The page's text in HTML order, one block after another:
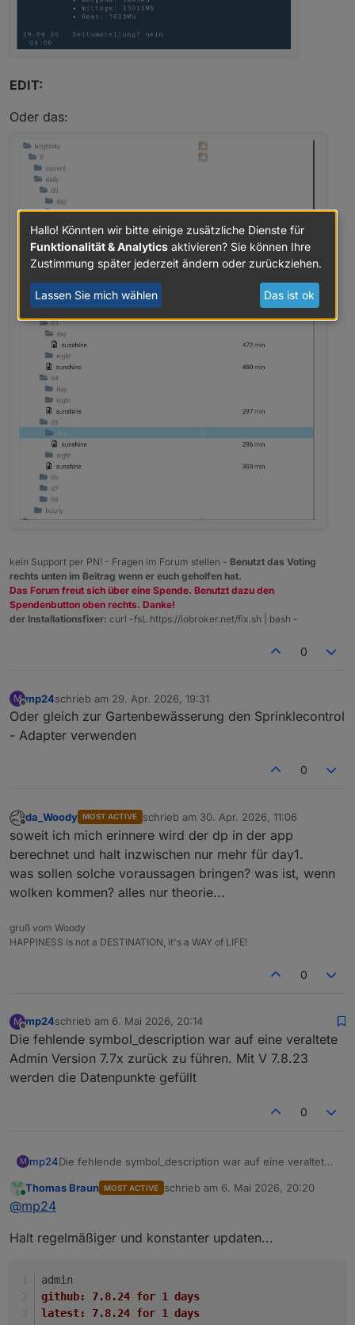
EDIT:
Oder das:
kein Support per PN! - Fragen im Forum stellen - Benutzt das Voting
rechts unten im Beitrag wenn er euch geholfen hat.
Das Forum freut sich über eine Spende. Benutzt dazu den
Spendenbutton oben rechts. Danke!
der Installationsfixer: curl -fsL https://iobroker.net/fix.sh | bash -
0
M
Offline
mp24schrieb am 29. Apr. 2026, 19:31
zuletzt editiert von
Oder gleich zur Gartenbewässerung den Sprinklecontrol
- Adapter verwenden
0
Offline
da_Woody MOST ACTIVE schrieb am 30. Apr. 2026, 11:06
zuletzt editiert von
soweit ich mich erinnere wird der dp in der app
berechnet und halt inzwischen nur mehr für day1.
was sollen solche voraussagen bringen? was ist, wenn
wolken kommen? alles nur theorie...
gruß vom Woody
HAPPINESS is not a DESTINATION, it's a WAY of LIFE!
0
M
Offline
mp24schrieb am 6. Mai 2026, 20:14
zuletzt editiert von
Die fehlende symbol_description war auf eine veraltete
Admin Version 7.7x zurück zu führen. Mit V 7.8.23
werden die Datenpunkte gefüllt
0
M mp24Die fehlende symbol_description war auf eine veraltete
werden die Datenpunkte gefüllt
Online
Thomas Braun MOST ACTIVE schrieb am 6. Mai 2026, 20:20
zuletzt editiert von
@mp24
Halt regelmäßiger und konstanter updaten...
admin
github:	7.8.24 for 1 days
latest:	7.8.24 for 1 days
Hallo! Könnten wir bitte einige zusätzliche Dienste für
Funktionalität & Analytics aktivieren? Sie können Ihre
Zustimmung später jederzeit ändern oder zurückziehen.
Lassen Sie mich wählen Das ist ok